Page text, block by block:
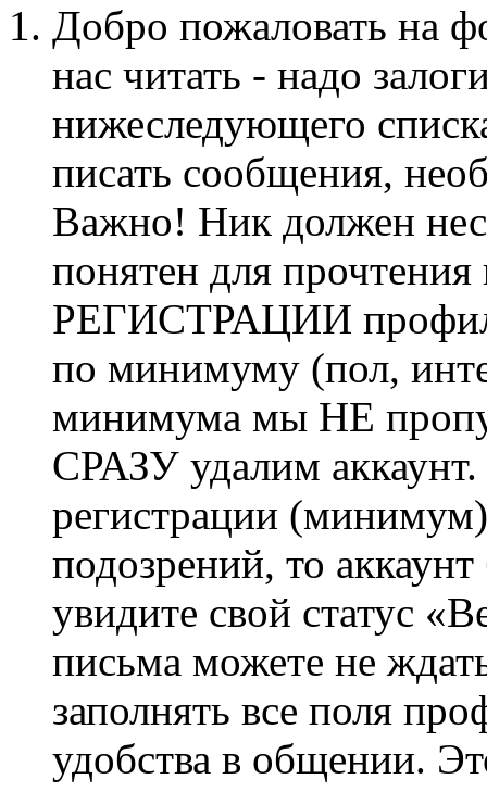
Добро пожаловать на
нас читать - надо
нижеследующего
писать сообщения,
Важно! Ник должен
понятен для
РЕГИСТРАЦИИ профиль
по минимуму (пол,
минимума мы НЕ
СРАЗУ удалим
регистрации
подозрений, то
увидите свой статус
письма можете не
заполнять все поля
удобства в общении.